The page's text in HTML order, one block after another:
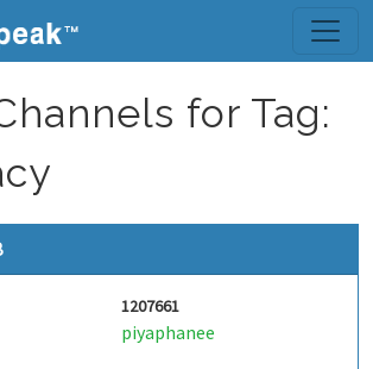
for Tag:
1207661
piyaphanee